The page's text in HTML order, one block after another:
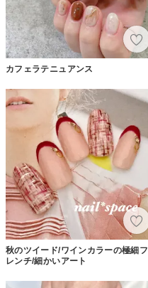
カフェラテニュアンス
秋のツイード/ワインカラーの極細フ
レンチ/細かいアート